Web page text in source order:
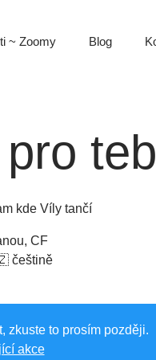
~ Zoomy Blog
kde Víly tančí
CF
češtině
zkuste to prosím později.
akce